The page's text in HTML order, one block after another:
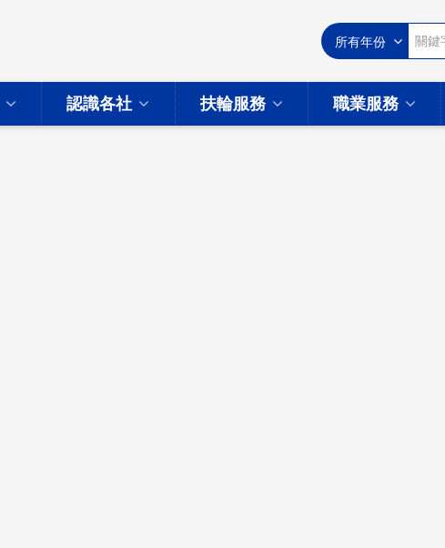
認識各社 扶輪服務 職業服務